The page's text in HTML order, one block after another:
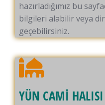
hazırladığımız bu
bilgileri alabilir veya
geçebilirsiniz.
YÜN CAMİ HALISI